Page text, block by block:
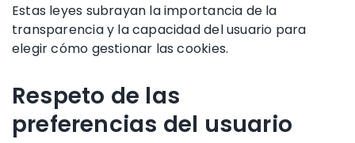
Estas leyes subrayan la importancia de la
transparencia y la capacidad del usuario para
elegir cómo gestionar las cookies.
Respeto de las
preferencias del usuario